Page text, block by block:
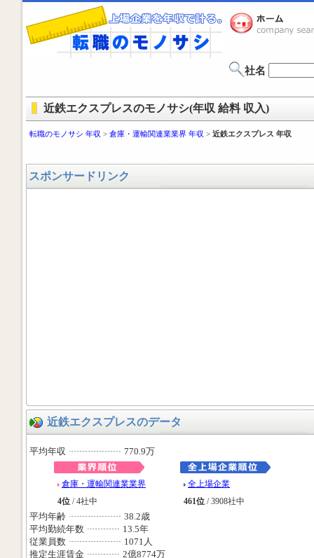
社名
近鉄エクスプレスのモノサシ(年収 給料 収入)
転職のモノサシ 年収 > 倉庫・運輸関連業業界 年収 > 近鉄エクスプレス 年収
スポンサードリンク
近鉄エクスプレスのデータ
平均年収 770.9万
倉庫・運輸関連業業界
4位 / 4社中
全上場企業
461位 / 3908社中
平均年齢
38.2歳
平均勤続年数
13.5年
従業員数
1071人
推定生涯賃金
2億8774万